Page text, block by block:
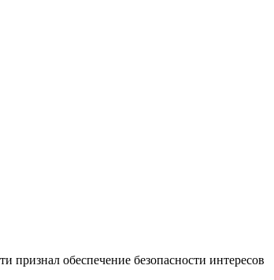
обеспечение безопасности интересов